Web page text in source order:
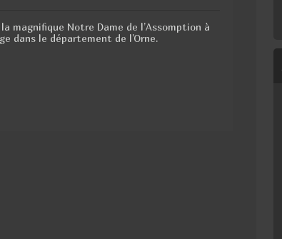
magnifique Notre Dame de l’Assomption à
dans le département de l’Orne.